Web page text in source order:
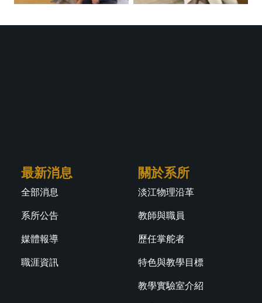
最新消息
全部消息
系所公告
媒體報導
職涯資訊
關於系所
淡江物理沿革
教師與職員
歷任掌舵者
特色與教學目標
教學實驗室介紹